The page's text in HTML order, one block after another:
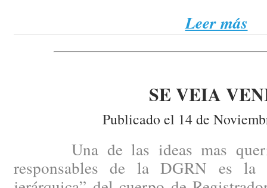
Leer más
SE VEIA
Publicado el 14 de
Una de las ideas mas
responsables de la DGRN es la